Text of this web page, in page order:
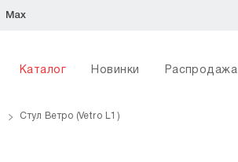
Max
Каталог Новинки Распродажа
Стул Ветро (Vetro L1)